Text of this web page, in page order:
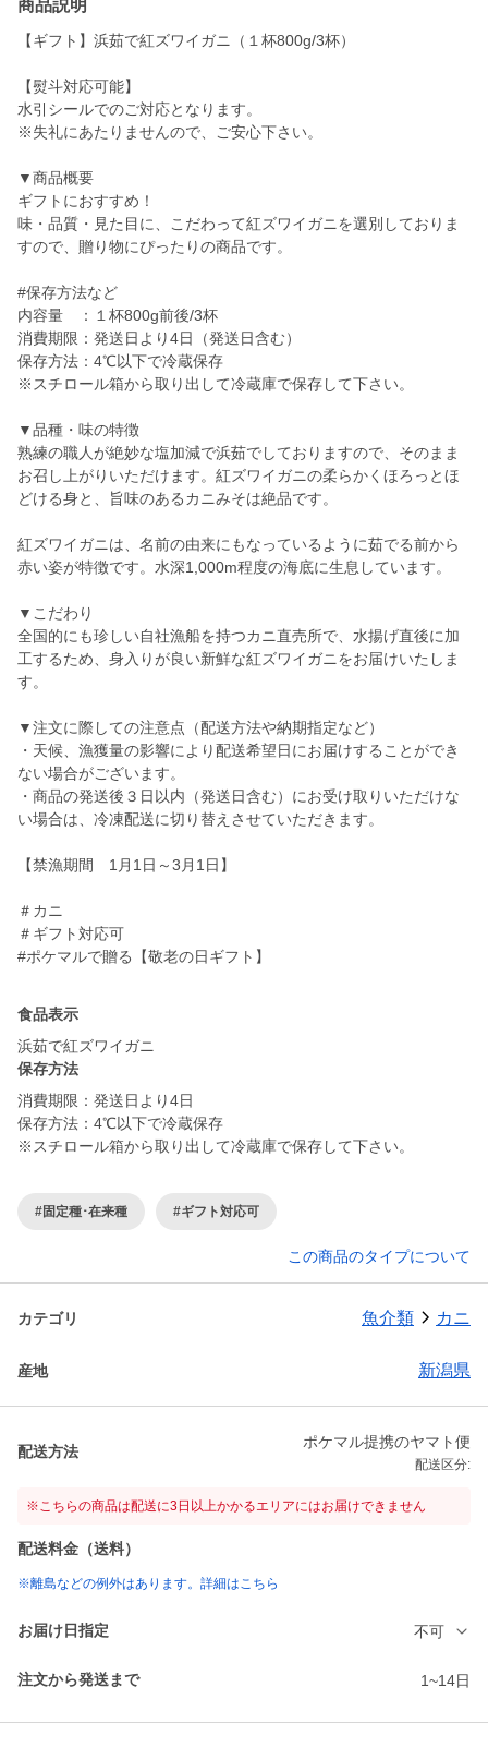
商品説明
【ギフト】浜茹で紅ズワイガニ（１杯800g/3杯）
【熨斗対応可能】
水引シールでのご対応となります。
※失礼にあたりませんので、ご安心下さい。
▼商品概要
ギフトにおすすめ！
味・品質・見た目に、こだわって紅ズワイガニを選別しておりま
すので、贈り物にぴったりの商品です。
#保存方法など
内容量 ：１杯800g前後/3杯
消費期限：発送日より4日（発送日含む）
保存方法：4℃以下で冷蔵保存
※スチロール箱から取り出して冷蔵庫で保存して下さい。
▼品種・味の特徴
熟練の職人が絶妙な塩加減で浜茹でしておりますので、そのまま
お召し上がりいただけます。紅ズワイガニの柔らかくほろっとほ
どける身と、旨味のあるカニみそは絶品です。
紅ズワイガニは、名前の由来にもなっているように茹でる前から
赤い姿が特徴です。水深1,000m程度の海底に生息しています。
▼こだわり
全国的にも珍しい自社漁船を持つカニ直売所で、水揚げ直後に加
工するため、身入りが良い新鮮な紅ズワイガニをお届けいたしま
す。
▼注文に際しての注意点（配送方法や納期指定など）
・天候、漁獲量の影響により配送希望日にお届けすることができ
ない場合がございます。
・商品の発送後３日以内（発送日含む）にお受け取りいただけな
い場合は、冷凍配送に切り替えさせていただきます。
【禁漁期間 1月1日～3月1日】
＃カニ
＃ギフト対応可
#ポケマルで贈る【敬老の日ギフト】
食品表示
浜茹で紅ズワイガニ
保存方法
消費期限：発送日より4日
保存方法：4℃以下で冷蔵保存
※スチロール箱から取り出して冷蔵庫で保存して下さい。
#固定種･在来種 #ギフト対応可
この商品のタイプについて
カテゴリ 魚介類 カニ
産地 新潟県
配送方法
ポケマル提携のヤマト便
配送区分:
※こちらの商品は配送に3日以上かかるエリアにはお届けできません
配送料金（送料）
※離島などの例外はあります。詳細はこちら
お届け日指定 不可
注文から発送まで 1~14日